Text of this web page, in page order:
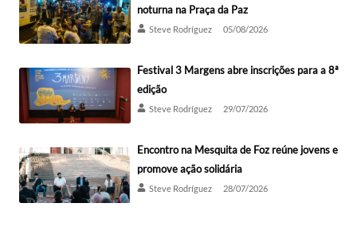
noturna na Praça da Paz
Steve Rodríguez 05/08/2026
Festival 3 Margens abre inscrições para a 8ª
edição
Steve Rodríguez 29/07/2026
Encontro na Mesquita de Foz reúne jovens e
promove ação solidária
Steve Rodríguez 28/07/2026